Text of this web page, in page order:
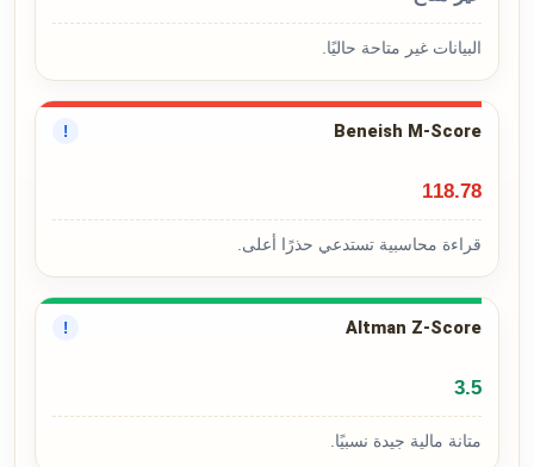
البيانات غير متاحة حاليًا.
Beneish M-Score
!
118.78
قراءة محاسبية تستدعي حذرًا أعلى.
Altman Z-Score
!
3.5
متانة مالية جيدة نسبيًا.